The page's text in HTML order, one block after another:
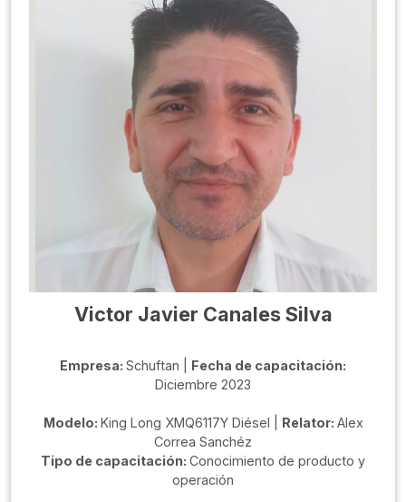
Victor Javier Canales Silva
Empresa: Schuftan |
Fecha de capacitación:
Diciembre 2023
Modelo: King Long XMQ6117Y Diésel | Relator: Alex
Correa Sanchéz
Tipo de capacitación: Conocimiento de producto y
operación